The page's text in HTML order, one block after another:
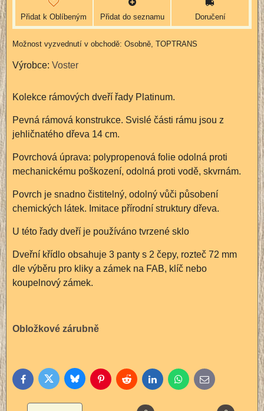
Přidat k Oblíbeným Přidat do seznamu Doručení
Osobně, TOPTRANS
Výrobce: Voster
Kolekce rámových dveří řady Platinum.
Pevná rámová konstrukce. Svislé části rámu jsou z
jehličnatého dřeva 14 cm.
Povrchová úprava: polypropenová folie odolná proti
mechanickému poškození, odolná proti vodě, skvrnám.
Povrch je snadno čistitelný, odolný vůči působení
chemických látek. Imitace přírodní struktury dřeva.
U této řady dveří je používáno tvrzené sklo
Dveřní křídlo obsahuje 3 panty s 2 čepy, rozteč 72 mm
dle výběru pro kliky a zámek na FAB, klíč nebo
koupelnový zámek.
Obložkové zárubně
FacebookTwitter BlueskyPinterestReddit LinkedInWhatsApp
E-
mail